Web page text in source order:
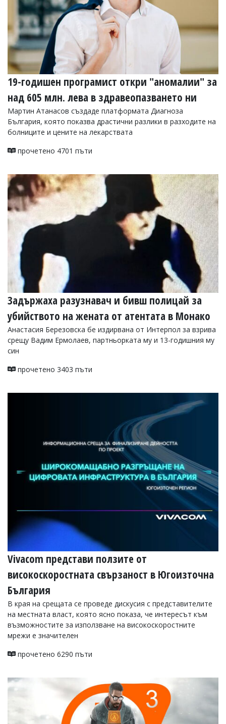
19-годишен програмист откри "аномалии" за
над 605 млн. лева в здравеопазването ни
Мартин Атанасов създаде платформата Диагноза
България, която показва драстични разлики в разходите на
болниците и цените на лекарствата
прочетено 4701 пъти
Задържаха разузнавач и бивш полицай за
убийството на жената от атентата в Монако
Анастасия Березовска бе издирвана от Интерпол за взрива
срещу Вадим Ермолаев, партньорката му и 13-годишния му
син
прочетено 3403 пъти
Vivacom представи ползите от
високоскоростната свързаност в Югоизточна
България
В края на срещата се проведе дискусия с представителите
на местната власт, която ясно показа, че интересът към
възможностите за използване на високоскоростните
мрежи е значителен
прочетено 6290 пъти